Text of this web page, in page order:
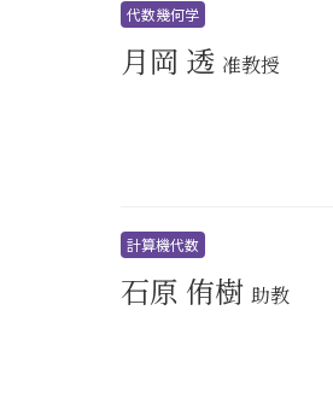
代数幾何学
月岡 透 准教授
計算機代数
石原 侑樹 助教